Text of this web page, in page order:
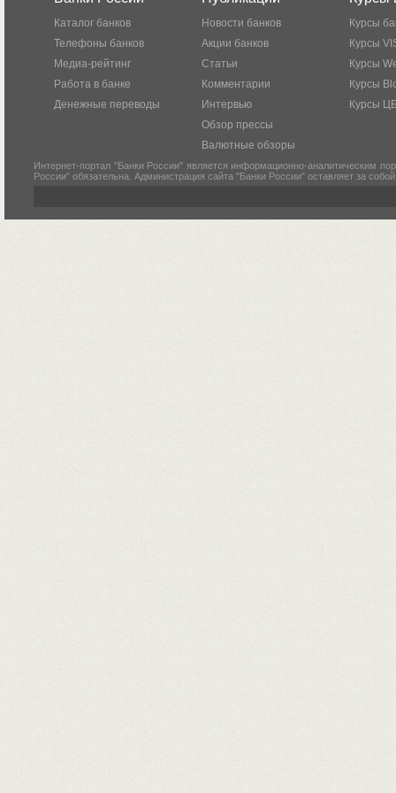
Каталог банков
Телефоны банков
Медиа-рейтинг
Работа в банке
Денежные переводы
Новости банков
Акции банков
Статьи
Комментарии
Интервью
Обзор прессы
Валютные обзоры
Курсы
Курсы
Курсы
Курсы
Курсы
Интернет-портал "Банки России" является информационно-аналитическим
России" обязательна. Администрация сайта "Банки России" оставляет за